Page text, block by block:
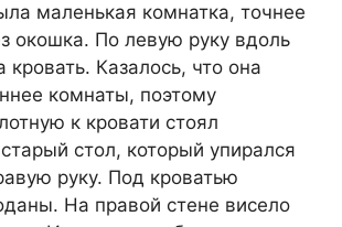
маленькая комнатка, точнее
окошка. По левую руку вдоль
кровать. Казалось, что она
комнаты, поэтому
к кровати стоял
стол, который упирался
руку. Под кроватью
На правой стене висело